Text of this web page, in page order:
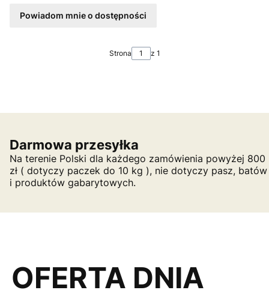
Powiadom mnie o dostępności
Strona z 1
Darmowa przesyłka
Na terenie Polski dla każdego zamówienia powyżej 800
zł ( dotyczy paczek do 10 kg ), nie dotyczy pasz, batów
i produktów gabarytowych.
OFERTA DNIA